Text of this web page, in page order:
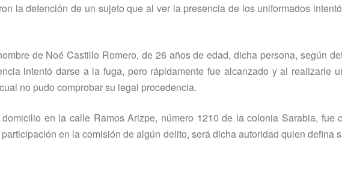
la detención de un sujeto que al ver la presencia de los uniformados
de Noé Castillo Romero, de 26 años de edad, dicha persona, según
intentó darse a la fuga, pero rápidamente fue alcanzado y al realizarle
no pudo comprobar su legal procedencia.
en la calle Ramos Arizpe, número 1210 de la colonia Sarabia, fue
en la comisión de algún delito, será dicha autoridad quien defina